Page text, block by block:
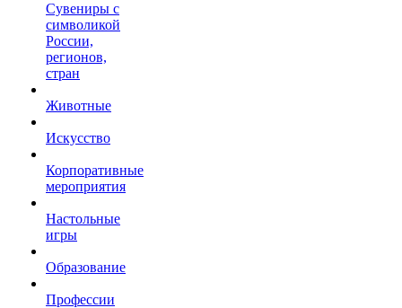
Сувениры с
символикой
России,
регионов,
стран
Животные
Искусство
Корпоративные
мероприятия
Настольные
игры
Образование
Профессии